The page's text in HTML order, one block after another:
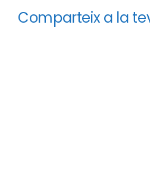
Comparteix a la